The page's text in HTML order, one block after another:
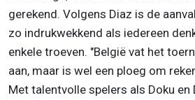
gerekend. Volgens Diaz is de
zo indrukwekkend als iedereen
enkele troeven. "België vat het
aan, maar is wel een ploeg om
Met talentvolle spelers als Doku en